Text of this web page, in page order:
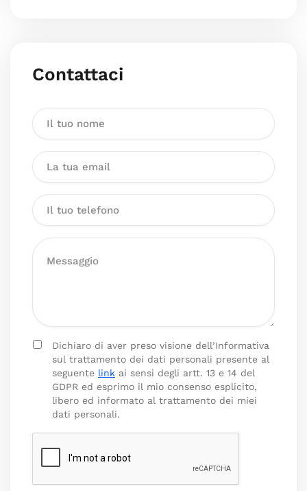
Contattaci
Dichiaro di aver preso visione dell’Informativa
sul trattamento dei dati personali presente al
seguente link ai sensi degli artt. 13 e 14 del
GDPR ed esprimo il mio consenso esplicito,
libero ed informato al trattamento dei miei
dati personali.